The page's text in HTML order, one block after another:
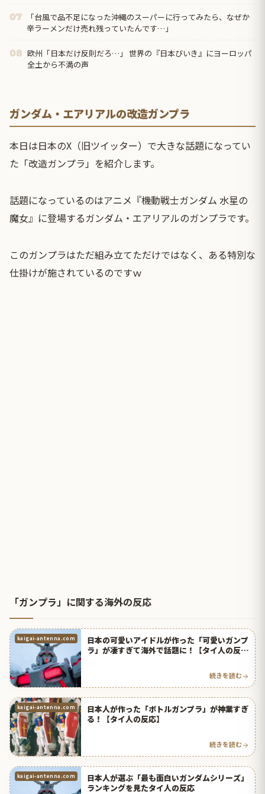
07
「台風で品不足になった沖縄のスーパーに行ってみたら、なぜか
辛ラーメンだけ売れ残っていたんです…」
08 欧州「日本だけ反則だろ…」 世界の『日本びいき』にヨーロッパ
全土から不満の声
ガンダム・エアリアルの改造ガンプラ
本日は日本のX（旧ツイッター）で大きな話題になってい
た「改造ガンプラ」を紹介します。
話題になっているのはアニメ『機動戦士ガンダム 水星の
魔女』に登場するガンダム・エアリアルのガンプラです。
このガンプラはただ組み立てただけではなく、ある特別な
仕掛けが施されているのですｗ
「ガンプラ」に関する海外の反応
kaigai-antenna.com
日本の可愛いアイドルが作った「可愛いガンプ
ラ」が凄すぎて海外で話題に！【タイ人の反
続きを読む
kaigai-antenna.com
日本人が作った「ボトルガンプラ」が神業すぎ
る！【タイ人の反応】
続きを読む
kaigai-antenna.com
日本人が選ぶ「最も面白いガンダムシリーズ」
ランキングを見たタイ人の反応